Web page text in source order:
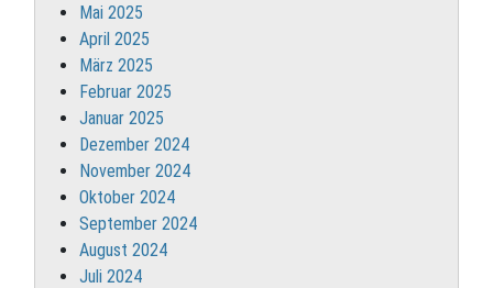
Mai 2025
April 2025
März 2025
Februar 2025
Januar 2025
Dezember 2024
November 2024
Oktober 2024
September 2024
August 2024
Juli 2024